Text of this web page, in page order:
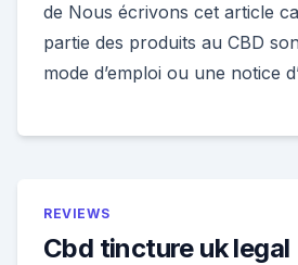
de Nous écrivons cet article
partie des produits au CBD
mode d’emploi ou une notice
REVIEWS
Cbd tincture uk legal